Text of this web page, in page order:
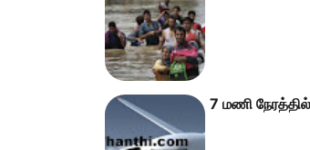
7 மணி